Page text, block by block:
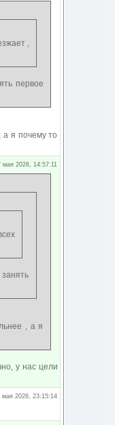
,
первое
я почему то
мая 2026, 14:57:11
, а я
у нас цели
мая 2026, 23:15:14